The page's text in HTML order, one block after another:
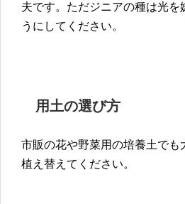
夫です。ただジニアの種は光
うにしてください。
用土の選び方
市販の花や野菜用の培養土で
植え替えてください。